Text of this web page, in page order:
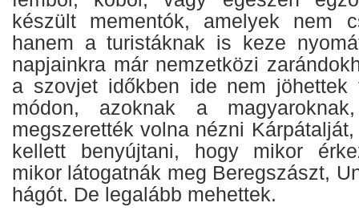
készült mementók, amelyek nem
hanem a turistáknak is keze
napjainkra már nemzetközi
a szovjet időkben ide nem jöhettek
módon, azoknak a
megszerették volna nézni
kellett benyújtani, hogy mikor
mikor látogatnák meg Beregszászt,
hágót. De legalább mehettek.